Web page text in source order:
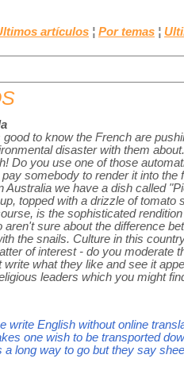
artículos ¦ Por temas ¦
to know the French are
disaster with them
Do you use one of those
somebody to render it into the
Australia we have a dish called
topped with a drizzle of tomato
is the sophisticated
sure about the difference
the snails. Culture in this
of interest - do you moderate
what they like and see it
leaders which you might
write English without online
one wish to be transported
a long way to go but they say